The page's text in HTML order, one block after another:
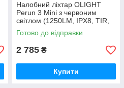
Налобний ліхтар OLIGHT
Perun 3 Mini з червоним
світлом (1250LM, IPX8, TIR,
Red Led, Магніт) +
Акумулятор 16340 650mAh
Готово до відправки
2 785 ₴
Купити